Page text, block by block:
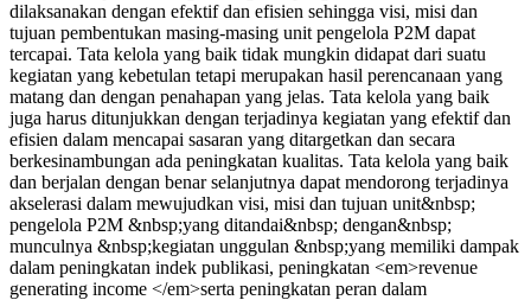
dilaksanakan dengan efektif dan efisien sehingga visi, misi dan
tujuan pembentukan masing-masing unit pengelola P2M dapat
tercapai. Tata kelola yang baik tidak mungkin didapat dari suatu
kegiatan yang kebetulan tetapi merupakan hasil perencanaan yang
matang dan dengan penahapan yang jelas. Tata kelola yang baik
juga harus ditunjukkan dengan terjadinya kegiatan yang efektif dan
efisien dalam mencapai sasaran yang ditargetkan dan secara
berkesinambungan ada peningkatan kualitas. Tata kelola yang baik
dan berjalan dengan benar selanjutnya dapat mendorong terjadinya
akselerasi dalam mewujudkan visi, misi dan tujuan unit&nbsp;
pengelola P2M &nbsp;yang ditandai&nbsp; dengan&nbsp;
munculnya &nbsp;kegiatan unggulan &nbsp;yang memiliki dampak
dalam peningkatan indek publikasi, peningkatan <em>revenue
generating income </em>serta peningkatan peran dalam